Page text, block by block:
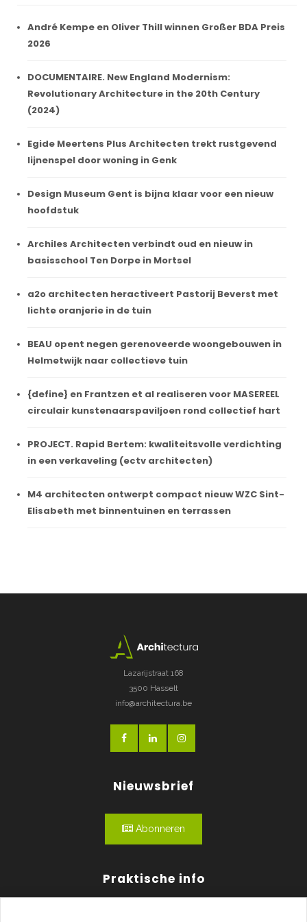
André Kempe en Oliver Thill winnen Großer BDA Preis
2026
DOCUMENTAIRE. New England Modernism:
Revolutionary Architecture in the 20th Century
(2024)
Egide Meertens Plus Architecten trekt rustgevend
lijnenspel door woning in Genk
Design Museum Gent is bijna klaar voor een nieuw
hoofdstuk
Archiles Architecten verbindt oud en nieuw in
basisschool Ten Dorpe in Mortsel
a2o architecten heractiveert Pastorij Beverst met
lichte oranjerie in de tuin
BEAU opent negen gerenoveerde woongebouwen in
Helmetwijk naar collectieve tuin
{define} en Frantzen et al realiseren voor MASEREEL
circulair kunstenaarspaviljoen rond collectief hart
PROJECT. Rapid Bertem: kwaliteitsvolle verdichting
in een verkaveling (ectv architecten)
M4 architecten ontwerpt compact nieuw WZC Sint-
Elisabeth met binnentuinen en terrassen
Lazarijstraat 168
3500 Hasselt
info@architectura.be
Nieuwsbrief
Abonneren
Praktische info